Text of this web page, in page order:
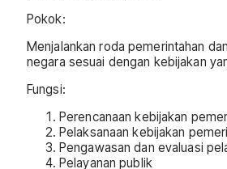
Pokok:
Menjalankan roda pemerintahan
negara sesuai dengan kebijakan
Fungsi:
Perencanaan kebijakan
Pelaksanaan kebijakan
Pengawasan dan evaluasi
Pelayanan publik